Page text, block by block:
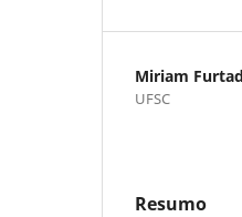
Miriam
UFSC
Resumo